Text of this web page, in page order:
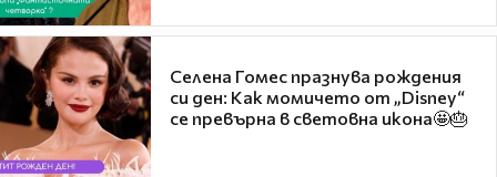
Селена Гомес празнува рождения
си ден: Как момичето от „Disney“
се превърна в световна икона🤩🎂